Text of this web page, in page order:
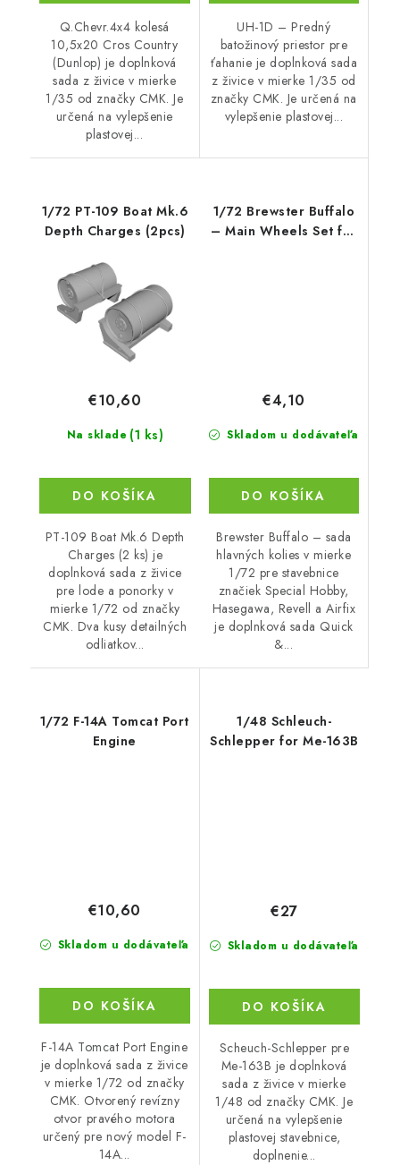
Q.Chevr.4x4 kolesá
10,5x20 Cros Country
(Dunlop) je doplnková
sada z živice v mierke
1/35 od značky CMK. Je
určená na vylepšenie
plastovej...
UH-1D – Predný
batožinový priestor pre
ťahanie je doplnková sada
z živice v mierke 1/35 od
značky CMK. Je určená na
vylepšenie plastovej...
1/72 PT-109 Boat Mk.6
Depth Charges (2pcs)
Na sklade (1 ks)
€10,60
DO KOŠÍKA
PT-109 Boat Mk.6 Depth
Charges (2 ks) je
doplnková sada z živice
pre lode a ponorky v
mierke 1/72 od značky
CMK. Dva kusy detailných
odliatkov...
1/72 Brewster Buffalo
– Main Wheels Set for
Skladom u dodávateľa
€4,10
DO KOŠÍKA
Brewster Buffalo – sada
hlavných kolies v mierke
1/72 pre stavebnice
značiek Special Hobby,
Hasegawa, Revell a Airfix
je doplnková sada Quick
&...
1/72 F-14A Tomcat Port
Engine
Skladom u dodávateľa
€10,60
DO KOŠÍKA
F-14A Tomcat Port Engine
je doplnková sada z živice
v mierke 1/72 od značky
CMK. Otvorený revízny
otvor pravého motora
určený pre nový model F-
14A...
1/48 Schleuch-
Schlepper for Me-163B
Skladom u dodávateľa
€27
DO KOŠÍKA
Scheuch-Schlepper pre
Me-163B je doplnková
sada z živice v mierke
1/48 od značky CMK. Je
určená na vylepšenie
plastovej stavebnice,
doplnenie...